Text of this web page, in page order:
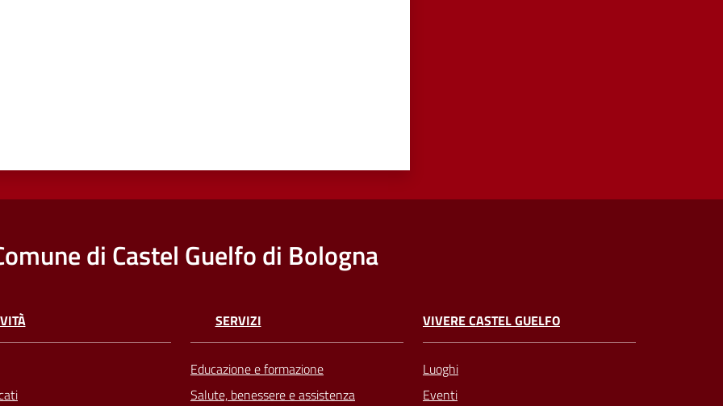
di Castel Guelfo di Bologna
SERVIZI
Educazione e formazione
Salute, benessere e assistenza
VIVERE CASTEL GUELFO
Luoghi
Eventi